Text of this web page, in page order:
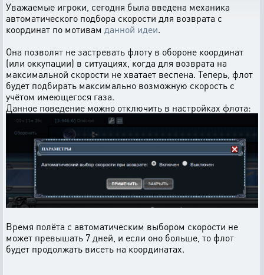
Уважаемые игроки, сегодня была введена механика
автоматического подбора скорости для возврата с
координат по мотивам данной идеи.
Она позволят не застревать флоту в обороне координат
(или оккупации) в ситуациях, когда для возврата на
максимальной скорости не хватает веспена. Теперь, флот
будет подбирать максимально возможную скорость с
учётом имеющегося газа.
Данное поведение можно отключить в настройках флота:
Время полёта с автоматическим выбором скорости не
может превышать 7 дней, и если оно больше, то флот
будет продолжать висеть на координатах.